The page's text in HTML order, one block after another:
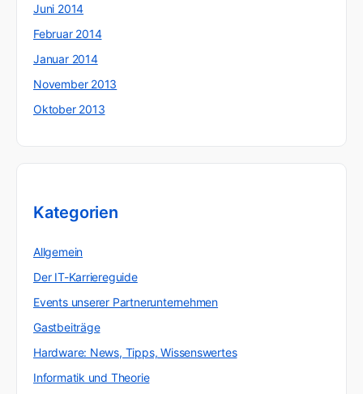
Juni 2014
Februar 2014
Januar 2014
November 2013
Oktober 2013
Kategorien
Allgemein
Der IT-Karriereguide
Events unserer Partnerunternehmen
Gastbeiträge
Hardware: News, Tipps, Wissenswertes
Informatik und Theorie